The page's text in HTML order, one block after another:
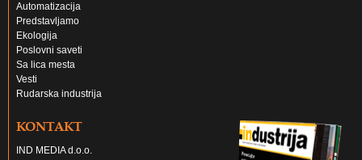
Automatizacija
Predstavljamo
Ekologija
Poslovni saveti
Sa lica mesta
Vesti
Rudarska industrija
KONTAKT
IND MEDIA d.o.o.